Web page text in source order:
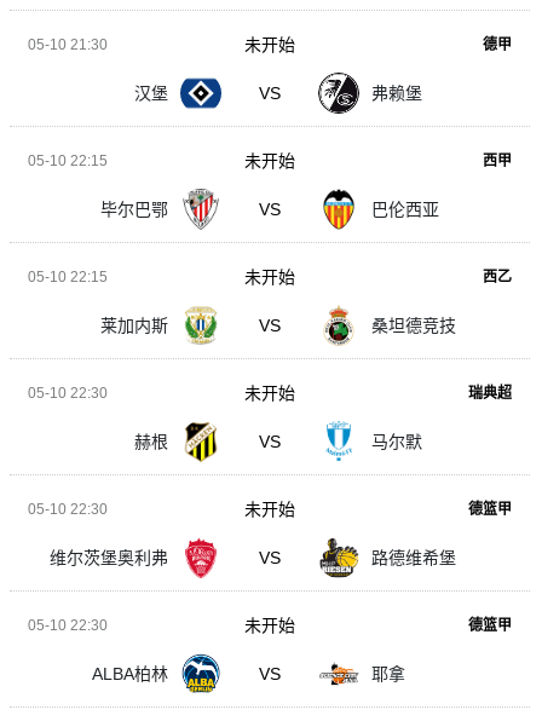
05-10 21:30 德甲
汉堡 VS 弗赖堡
未开始
05-10 22:15 西甲
毕尔巴鄂 VS 巴伦西亚
未开始
05-10 22:15 西乙
莱加内斯 VS 桑坦德竞技
未开始
05-10 22:30 瑞典超
赫根 VS 马尔默
未开始
05-10 22:30 德篮甲
维尔茨堡奥利弗 VS 路德维希堡
未开始
05-10 22:30 德篮甲
ALBA柏林 VS 耶拿
未开始